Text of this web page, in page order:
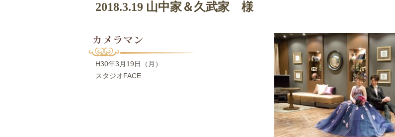
2018.3.19 山中家＆久武家 様
カメラマン
H30年3月19日（月）
スタジオFACE